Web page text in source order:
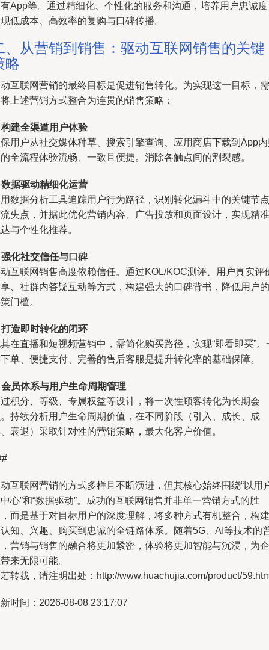
App等。通过精细化、个性化的服务和沟通，培养用户忠诚
低成本、高效率的复购与口碑传播。
、从营销到销售：驱动互联网销售的关键
略
互联网营销的最终目标是促进销售转化。为实现这一目标，需
上述营销方式整合为连贯的销售策略：
构建全渠道用户体验
用户从社交媒体种草、搜索引擎查询、应用商店下载到App
全流程体验流畅、一致且便捷。消除各触点间的割裂感。
数据驱动精细化运营
数据分析工具追踪用户行为路径，识别转化漏斗中的关键节点
失点，并据此优化营销内容、广告投放和页面设计，实现精准
与个性化推荐。
强化社交信任与口碑
互联网销售高度依赖信任。通过KOL/KOC测评、用户真实评
、社群内答疑互动等方式，构建强大的口碑背书，降低用户的
门槛。
打造即时转化的闭环
在直播和短视频营销中，需简化购买路径，实现“即看即买”。
单、便捷支付、完善的售后客服是提升转化率的基础保障。
会员体系与用户生命周期管理
积分、等级、专属权益等设计，将一次性顾客转化为长期会
持续分析用户生命周期价值，在不同阶段（引入、成长、成
衰退）采取针对性的营销策略，最大化客户价值。
互联网营销的方式多样且不断演进，但其核心始终围绕“以用
心”和“数据驱动”。成功的互联网销售并非单一营销方式的胜
而是基于对目标用户的深度理解，将多种方式有机整合，构建
知、兴趣、购买到忠诚的全链路体系。随着5G、AI等技术的
营销与销售的融合将更加紧密，体验将更加智能与沉浸，为企
来无限可能。
转载，请注明出处：http://www.huachujia.com/product/
时间：2026-08-08 23:17:07